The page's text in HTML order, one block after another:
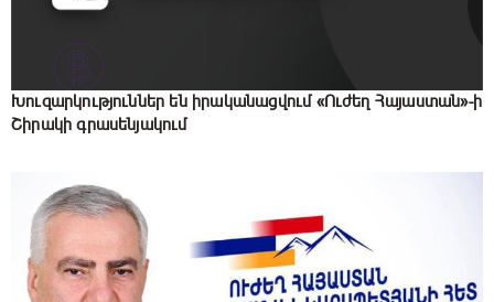
Խուզարկություններ են իրականացվում «Ուժեղ Հայաստան»-ի
Շիրակի գրասենյակում